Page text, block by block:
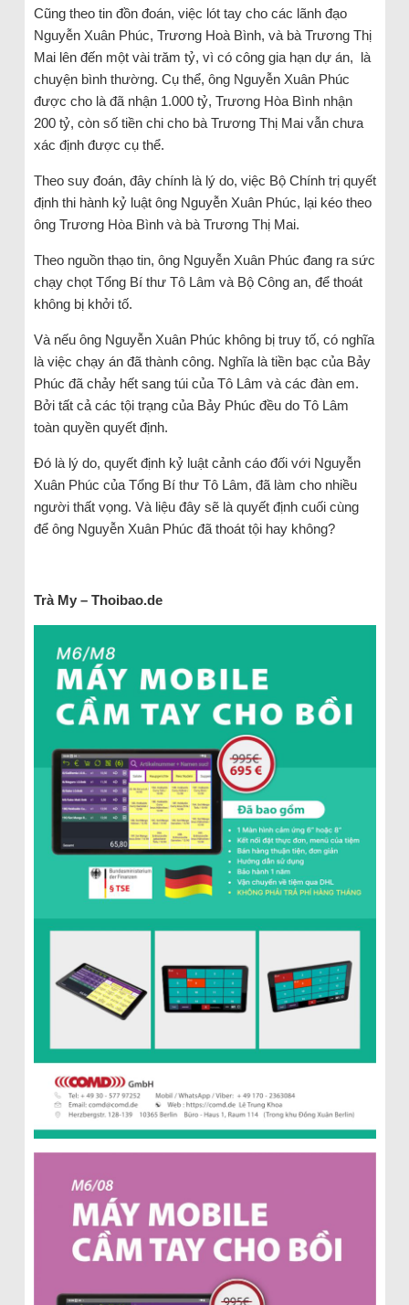
Cũng theo tin đồn đoán, việc lót tay cho các lãnh đạo
Nguyễn Xuân Phúc, Trương Hoà Bình, và bà Trương Thị
Mai lên đến một vài trăm tỷ, vì có công gia hạn dự án, là
chuyện bình thường. Cụ thể, ông Nguyễn Xuân Phúc
được cho là đã nhận 1.000 tỷ, Trương Hòa Bình nhận
200 tỷ, còn số tiền chi cho bà Trương Thị Mai vẫn chưa
xác định được cụ thể.
Theo suy đoán, đây chính là lý do, việc Bộ Chính trị quyết
định thi hành kỷ luật ông Nguyễn Xuân Phúc, lại kéo theo
ông Trương Hòa Bình và bà Trương Thị Mai.
Theo nguồn thạo tin, ông Nguyễn Xuân Phúc đang ra sức
chạy chọt Tổng Bí thư Tô Lâm và Bộ Công an, để thoát
không bị khởi tố.
Và nếu ông Nguyễn Xuân Phúc không bị truy tố, có nghĩa
là việc chạy án đã thành công. Nghĩa là tiền bạc của Bảy
Phúc đã chảy hết sang túi của Tô Lâm và các đàn em.
Bởi tất cả các tội trạng của Bảy Phúc đều do Tô Lâm
toàn quyền quyết định.
Đó là lý do, quyết định kỷ luật cảnh cáo đối với Nguyễn
Xuân Phúc của Tổng Bí thư Tô Lâm, đã làm cho nhiều
người thất vọng. Và liệu đây sẽ là quyết định cuối cùng
để ông Nguyễn Xuân Phúc đã thoát tội hay không?
Trà My – Thoibao.de